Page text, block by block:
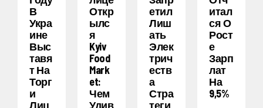
В
Укра
Ине
Выс
Тавя
Т На
Торг
И
Лиц
Откр
Ылс
Я
Kyiv
Food
Mark
Et:
Чем
Удив
Етил
Лиш
Ать
Элек
Трич
Еств
А
Стра
Теги
Итал
Ся О
Рост
Е
Зарп
Лат
На
9,5%